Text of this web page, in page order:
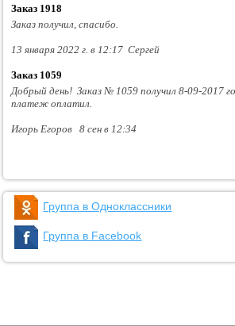
Заказ 1918
Заказ получил, спасибо.
13 января 2022 г. в 12:17 Сергей
Заказ 1059
Добрый день! Заказ № 1059 получил 8-09-2017
платеж оплатил.
Игорь Егоров 8 сен в 12:34
Группа в Одноклассники
Группа в Facebook